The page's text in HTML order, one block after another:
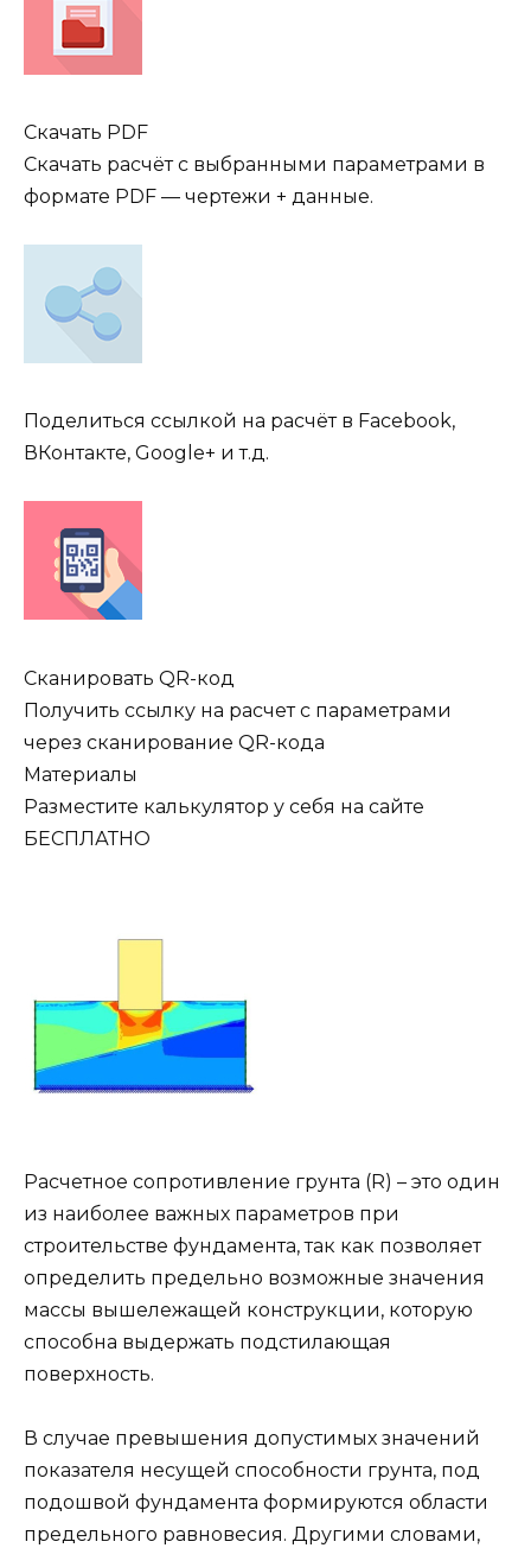
Скачать PDF
Скачать расчёт с выбранными параметрами в
формате PDF — чертежи + данные.
Поделиться ссылкой на расчёт в Facebook,
ВКонтакте, Google+ и т.д.
Сканировать QR-код
Получить ссылку на расчет с параметрами
через сканирование QR-кода
Материалы
Разместите калькулятор у себя на сайте
БЕСПЛАТНО
Расчетное сопротивление грунта (R) – это один
из наиболее важных параметров при
строительстве фундамента, так как позволяет
определить предельно возможные значения
массы вышележащей конструкции, которую
способна выдержать подстилающая
поверхность.
В случае превышения допустимых значений
показателя несущей способности грунта, под
подошвой фундамента формируются области
предельного равновесия. Другими словами,